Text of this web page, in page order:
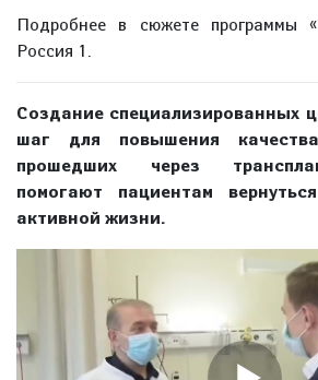
Подробнее в сюжете программы
Россия 1.
Создание специализированных
шаг для повышения
прошедших через
помогают пациентам
активной жизни.